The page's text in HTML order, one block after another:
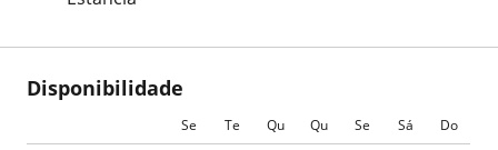
Disponibilidade
Se Te Qu Qu Se Sá Do